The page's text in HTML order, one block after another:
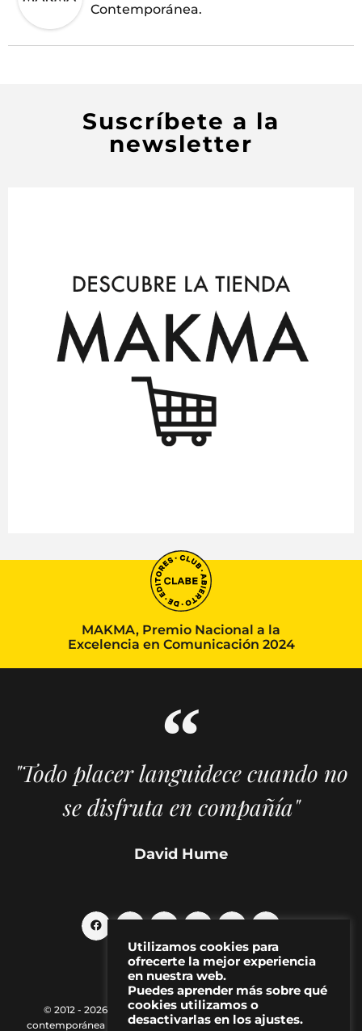
Contemporánea.
Suscríbete a la
newsletter
MAKMA, Premio Nacional a la
Excelencia en Comunicación 2024
"Todo placer languidece cuando no
se disfruta en compañía"
David Hume
© 2012 - 2026 MAKMA | Revista de artes visuales y cultura
contemporánea |
Política de Privacidad| Aviso Legal|Contacto
Utilizamos cookies para
ofrecerte la mejor experiencia
en nuestra web.
Puedes aprender más sobre qué
cookies utilizamos o
desactivarlas en los ajustes.